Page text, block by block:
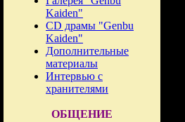
Kaiden"
CD драмы "Genbu
Kaiden"
Дополнительные
материалы
Интервью с
хранителями
ОБЩЕНИЕ